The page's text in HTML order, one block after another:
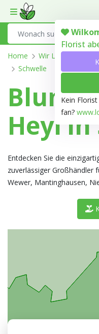
Toggle mobile menu
Florist
Kein
fan?
Home Wir Liefern
Schwelle
Heyl in
Entdecken Sie die
zuverlässiger Großhändler
Wewer, Mantinghausen,